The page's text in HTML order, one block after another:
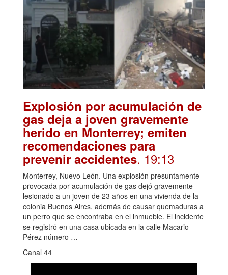
Explosión por acumulación de
gas deja a joven gravemente
herido en Monterrey; emiten
recomendaciones para
prevenir accidentes. 19:13
Monterrey, Nuevo León. Una explosión presuntamente
provocada por acumulación de gas dejó gravemente
lesionado a un joven de 23 años en una vivienda de la
colonia Buenos Aires, además de causar quemaduras a
un perro que se encontraba en el inmueble. El incidente
se registró en una casa ubicada en la calle Macario
Pérez número …
Canal 44